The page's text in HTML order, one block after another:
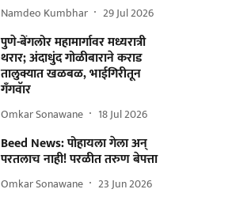
Namdeo Kumbhar 29 Jul 2026
पुणे-बेंगलोर महामार्गावर मध्यरात्री
थरार; अंदाधुंद गोळीबाराने कराड
तालुक्यात खळबळ, भाईगिरीतून
गँगवॅार
Omkar Sonawane 18 Jul 2026
Beed News: पोहायला गेला अन्
परतलाच नाही! परळीत तरुण बेपत्ता
Omkar Sonawane 23 Jun 2026